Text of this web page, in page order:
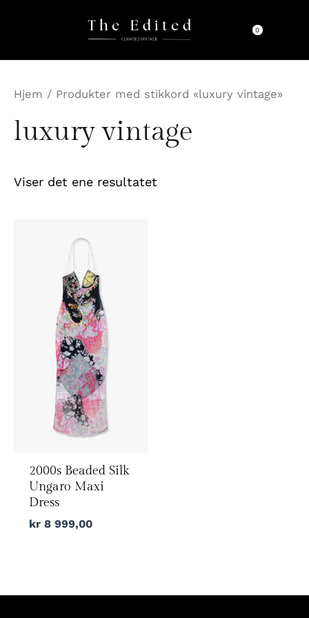
innholdet
0
Hjem / Produkter med stikkord «luxury vintage»
luxury vintage
Viser det ene resultatet
2000s Beaded Silk
Ungaro Maxi
Dress
kr8 999,00